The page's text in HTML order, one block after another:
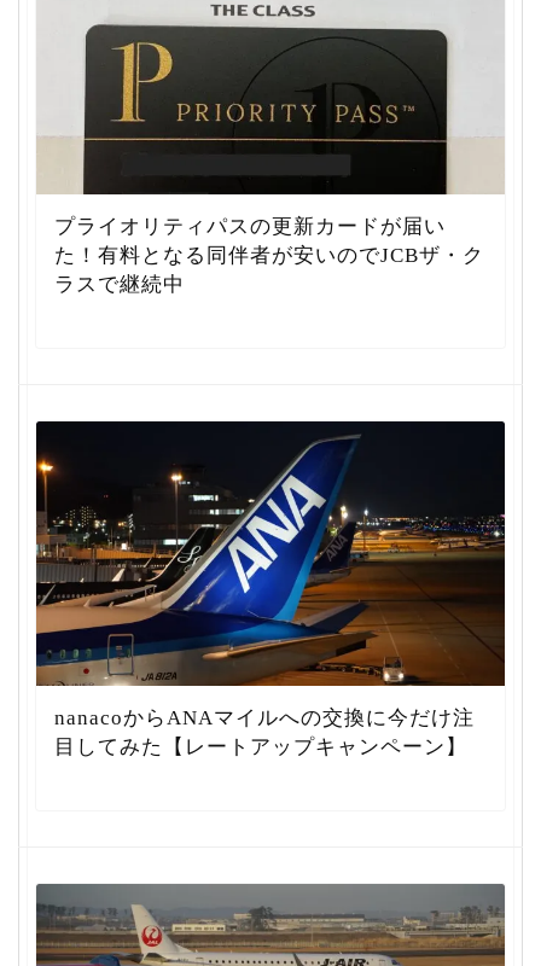
プライオリティパスの更新カードが届い
た！有料となる同伴者が安いのでJCBザ・ク
ラスで継続中
nanacoからANAマイルへの交換に今だけ注
目してみた【レートアップキャンペーン】